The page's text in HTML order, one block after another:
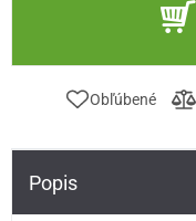
Obľúbené
Popis